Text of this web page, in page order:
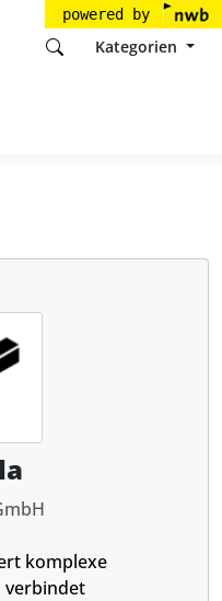
powered by
Kategorien
komplexe
verbindet